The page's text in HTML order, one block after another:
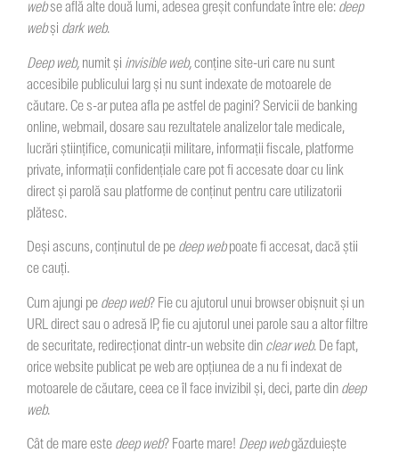
webse află alte două lumi, adesea greșit confundate între ele: deep
webși dark web.
Deep web, numit și invisible web,conține site-uri care nu sunt
accesibile publicului larg și nu sunt indexate de motoarele de
căutare. Ce s-ar putea afla pe astfel de pagini? Servicii de banking
online, webmail, dosare sau rezultatele analizelor tale medicale,
lucrări științifice, comunicații militare, informații fiscale, platforme
private, informații confidențiale care pot fi accesate doar cu link
direct și parolă sau platforme de conținut pentru care utilizatorii
plătesc.
Deși ascuns, conținutul de pe deep webpoate fi accesat, dacă știi
ce cauți.
Cum ajungi pe deep web? Fie cu ajutorul unui browser obișnuit și un
URL direct sau o adresă IP, fie cu ajutorul unei parole sau a altor filtre
de securitate, redirecționat dintr-un website din clear web. De fapt,
orice website publicat pe web are opțiunea de a nu fi indexat de
motoarele de căutare, ceea ce îl face invizibil și, deci, parte din deep
web.
Cât de mare este deep web? Foarte mare! Deep webgăzduiește